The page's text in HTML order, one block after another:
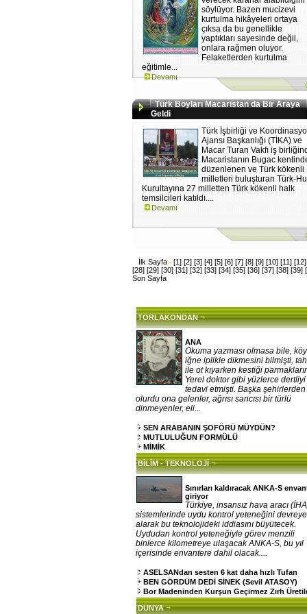
söylüyor. Bazen mucizevi
kurtulma hikâyeleri ortaya
çıksa da bu genellikle
yaptıkları sayesinde değil,
onlara rağmen oluyor.
Felaketlerden kurtulma
eğitimle...
Devamı
Türk Boyları Macaristan da Bir Araya
Geldi
Türk İşbirliği ve
Ajansı Başkanlığı (TİKA) ve
Macar Turan Vakfı iş
Macaristanın Bugac
düzenlenen ve Türk kökenli
milletleri buluşturan Türk-
Kurultayına 27 milletten Türk kökenli halk
temsilcileri katıldı....
Devamı
İlk Sayfa - [1] [2] [3] [4] [5] [6] [7] [8] [9] [10] [11] [12]
[28] [29] [30] [31] [32] [33] [34] [35] [36] [37] [38] [39]
Son Sayfa
TORLAKONDAN ¬
ANA
Okuma yazması olmasa bile,
iğne iplikle dikmesini bilmişti,
ile ot kıyarken kestiği
Yerel doktor gibi yüzlerce
tedavi etmişti. Başka
olurdu ona gelenler, ağrısı sancısı bir türlü
dinmeyenler, eli...
SEN ARABANIN ŞOFÖRÜ MÜYDÜN?
MUTLULUĞUN FORMÜLÜ
MİMİK
BİLİM - TEKNOLOJİ ¬
Sınırları kaldıracak ANKA-S
giriyor
Türkiye, insansız hava aracı
sistemlerinde uydu kontrol yeteneğini devreye
alarak bu teknolojideki iddiasını büyütecek.
Uydudan kontrol yeteneğiyle görev menzili
binlerce kilometreye ulaşacak ANKA-S, bu yıl
içerisinde envantere dahil olacak....
ASELSANdan sesten 6 kat daha hızlı Tufan
BEN GÖRDÜM DEDİ SİNEK (Sevil ATASOY)
Bor Madeninden Kurşun Geçirmez Zırh
DÜNYA ¬